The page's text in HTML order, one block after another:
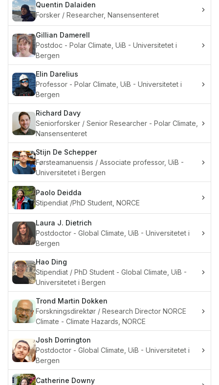
Quentin Dalaiden
Forsker / Researcher, Nansensenteret
Gillian Damerell
Postdoc - Polar Climate, UiB - Universitetet i
Bergen
Elin Darelius
Professor - Polar Climate, UiB - Universitetet i
Bergen
Richard Davy
Seniorforsker / Senior Researcher - Polar Climate,
Nansensenteret
Stijn De Schepper
Førsteamanuensis / Associate professor, UiB -
Universitetet i Bergen
Paolo Deidda
Stipendiat /PhD Student, NORCE
Laura J. Dietrich
Postdoctor - Global Climate, UiB - Universitetet i
Bergen
Hao Ding
Stipendiat / PhD Student - Global Climate, UiB -
Universitetet i Bergen
Trond Martin Dokken
Forskningsdirektør / Research Director NORCE
Climate - Climate Hazards, NORCE
Josh Dorrington
Postdoctor - Global Climate, UiB - Universitetet i
Bergen
Catherine Downy